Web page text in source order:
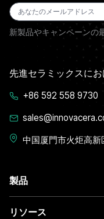
製品
リソース
新製品やキャンペーンの
先進セラミックスに
+86 592 558 9730
中国厦門市火炬高